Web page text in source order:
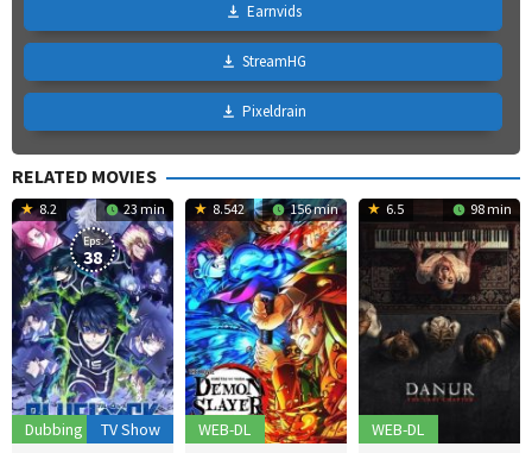
Earnvids
StreamHG
Pixeldrain
RELATED MOVIES
8.2 23 min
Dubbing
Eps:
38
TV Show
8.542 156 min
WEB-DL
6.5 98 min
WEB-DL